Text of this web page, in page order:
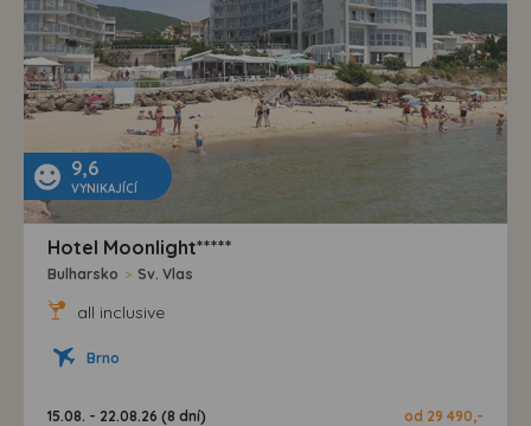
9,6
VYNIKAJÍCÍ
Hotel Moonlight*****
Bulharsko > Sv. Vlas
all inclusive
Brno
15.08. - 22.08.26 (8 dní)
od 29 490,-